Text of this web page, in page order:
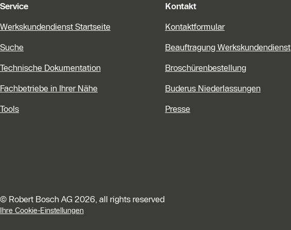
Service
Werkskundendienst Startseite
Suche
Technische Dokumentation
Fachbetriebe in Ihrer Nähe
Tools
Kontakt
Kontaktformular
Beauftragung Werkskundendienst
Broschürenbestellung
Buderus Niederlassungen
Presse
© Robert Bosch AG 2026, all rights reserved
Ihre Cookie-Einstellungen